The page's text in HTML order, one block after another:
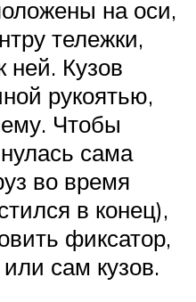
на оси,
тележки,
ней. Кузов
рукоятью,
Чтобы
сама
во время
в конец),
фиксатор,
сам кузов.